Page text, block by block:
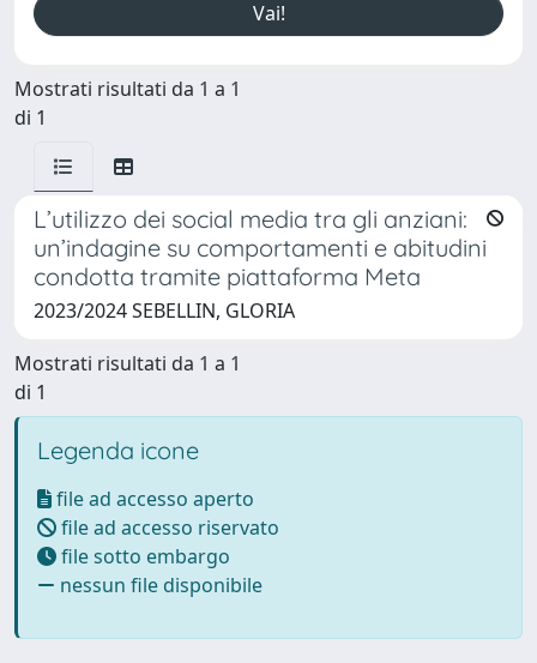
Mostrati risultati da 1 a 1
di 1
L’utilizzo dei social media tra gli anziani:
un’indagine su comportamenti e abitudini
condotta tramite piattaforma Meta
2023/2024 SEBELLIN, GLORIA
Mostrati risultati da 1 a 1
di 1
Legenda icone
file ad accesso aperto
file ad accesso riservato
file sotto embargo
nessun file disponibile